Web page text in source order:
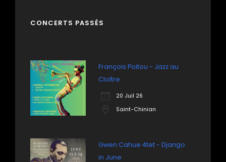
CONCERTS PASSÉS
François Poitou - Jazz au
Cloître
20 Juil 26
Saint-Chinian
Gwen Cahue 4tet - Django
in June